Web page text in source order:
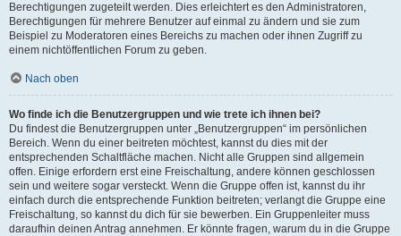
Berechtigungen zugeteilt werden. Dies erleichtert es den Administratoren,
Berechtigungen für mehrere Benutzer auf einmal zu ändern und sie zum
Beispiel zu Moderatoren eines Bereichs zu machen oder ihnen Zugriff zu
einem nichtöffentlichen Forum zu geben.
Nach oben
Wo finde ich die Benutzergruppen und wie trete ich ihnen bei?
Du findest die Benutzergruppen unter „Benutzergruppen“ im persönlichen
Bereich. Wenn du einer beitreten möchtest, kannst du dies mit der
entsprechenden Schaltfläche machen. Nicht alle Gruppen sind allgemein
offen. Einige erfordern erst eine Freischaltung, andere können geschlossen
sein und weitere sogar versteckt. Wenn die Gruppe offen ist, kannst du ihr
einfach durch die entsprechende Funktion beitreten; verlangt die Gruppe eine
Freischaltung, so kannst du dich für sie bewerben. Ein Gruppenleiter muss
daraufhin deinen Antrag annehmen. Er könnte fragen, warum du in die Gruppe